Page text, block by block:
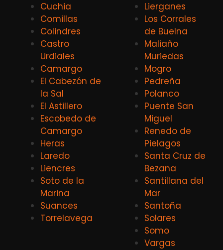
Cuchia
Comillas
Colindres
Castro
Urdiales
Camargo
El Cabezón de
la Sal
El Astillero
Escobedo de
Camargo
Heras
Laredo
Liencres
Soto de la
Marina
Suances
Torrelavega
Lierganes
Los Corrales
de Buelna
Maliaño
Muriedas
Mogro
Pedreña
Polanco
Puente San
Miguel
Renedo de
Pielagos
Santa Cruz de
Bezana
Santillana del
Mar
Santoña
Solares
Somo
Vargas